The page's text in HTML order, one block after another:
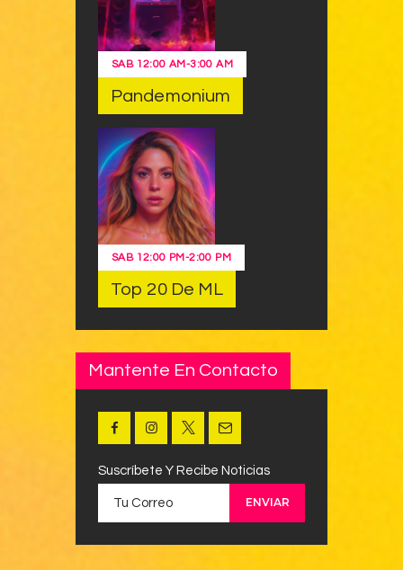
SAB 12:00 AM-3:00 AM
Pandemonium
SAB 12:00 PM-2:00 PM
Top 20 De ML
Mantente En Contacto
Suscríbete Y Recibe Noticias